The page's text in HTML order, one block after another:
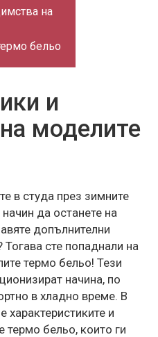
на
бельо
и
моделите
в студа през зимните
да останете на
допълнителни
сте попаднали на
термо бельо! Тези
начина, по
в хладно време. В
характеристиките и
термо бельо, които ги